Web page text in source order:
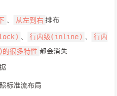
、 从左到右 排布
、 行内级(inline) ，
行内
很多特性 都会消失
标准流布局